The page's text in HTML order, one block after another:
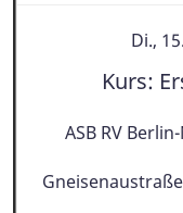
Di.,
Kurs:
ASB RV